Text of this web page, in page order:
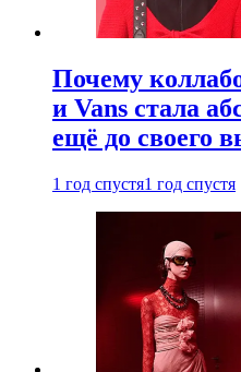
Почему
и Vans стала
ещё до своего
1 год спустя1 год спустя